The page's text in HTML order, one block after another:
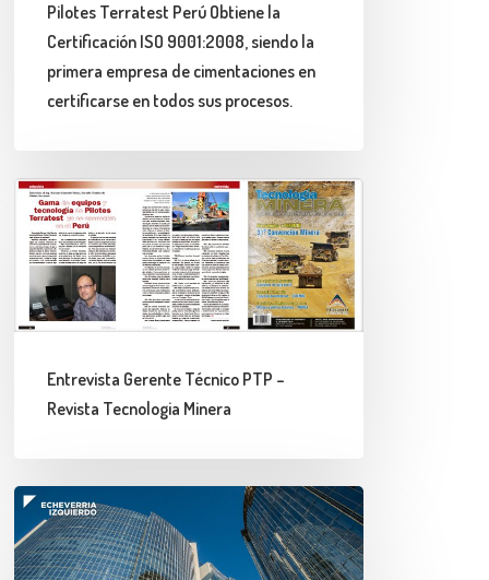
siendo
primera
empresa
de
cimentaciones
en
certificarse
todos
Pilotes Terratest Perú Obtiene la
Certificación ISO 9001:2008, siendo la
primera empresa de cimentaciones en
certificarse en todos sus procesos.
Entrevista
Gerente
Técnico
PTP
–
Tecnologia
Minera
Entrevista Gerente Técnico PTP –
Revista Tecnologia Minera
Echeverría
Izquierdo
realiza